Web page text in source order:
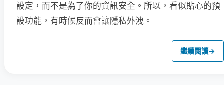
設定，而不是為了你的資訊安全。所以，看似貼心的預
設功能，有時候反而會讓隱私外洩。
繼續閱讀→